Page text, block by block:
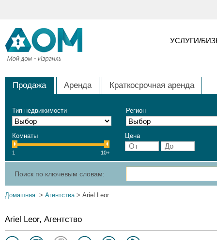
УСЛУГИ/
Продажа Аренда Краткосрочная аренда
Тип недвижимости Регион
Комнаты
1 10+
Цена
Поиск по ключевым словам:
Домашняя > Агентства> Ariel Leor
Ariel Leor, Агентство